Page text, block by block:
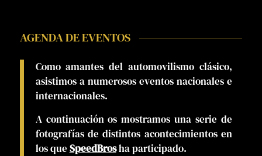
AGENDA DE EVENTOS
Como amantes del automovilismo clásico,
asistimos a numerosos eventos nacionales e
internacionales.
A continuación os mostramos una serie de
fotografías de distintos acontecimientos en
los que SpeedBrosha participado.